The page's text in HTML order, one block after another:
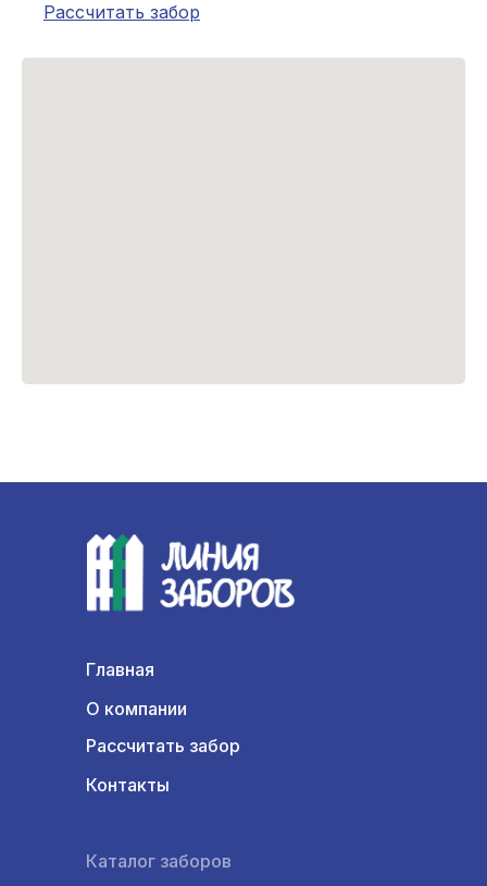
Рассчитать забор
Контакты
Рассчитать забор
О компании
Каталог заборов
Главная